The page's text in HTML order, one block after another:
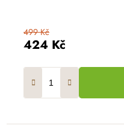
424 Kč
499 Kč